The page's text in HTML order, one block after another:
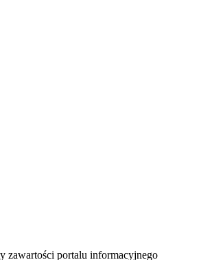
zawartości portalu informacyjnego